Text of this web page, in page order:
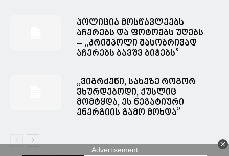
პოლიცია მოსწავლეებს
აჩერებს და ფოტოებს უღებს
– ,,კრიმპოლი მასობრივად
აჩერებს ბავშვ ბიჭებს”
,,ვიგრძენი, სახეზე როგორ
ვხურდებოდი, ქუსლიც
მომტყდა, ეს ნეგატიური
ენერგიის გამო მოხდა”